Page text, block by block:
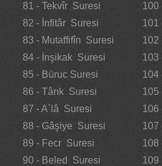
81 - Tekvîr Suresi
82 - İnfitâr Suresi
83 - Mutaffifîn Suresi
84 - İnşikak Suresi
85 - Büruc Suresi
86 - Târık Suresi
87 - A`lâ Suresi
88 - Gâşiye Suresi
89 - Fecr Suresi
90 - Beled Suresi
100
101
102
103
104
105
106
107
108
109